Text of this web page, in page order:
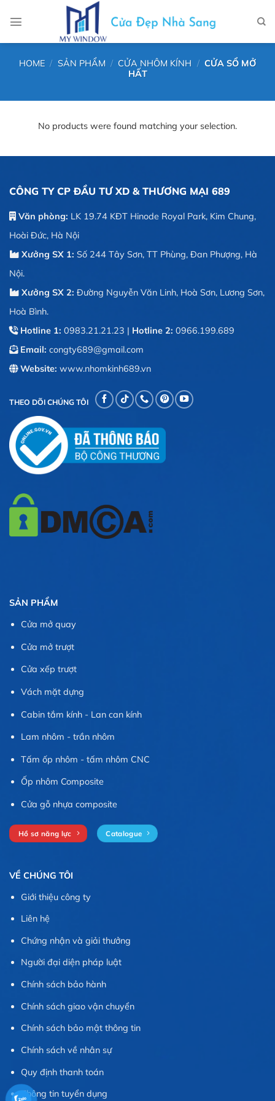
đến
HOME / SẢN PHẨM / CỬA NHÔM KÍNH / CỬA SỔ MỞ
HẤT
No products were found matching your selection.
CÔNG TY CP ĐẦU TƯ XD & THƯƠNG MẠI 689
Văn phòng: LK 19.74 KĐT Hinode Royal Park, Kim Chung,
Hoài Đức, Hà Nội
Xưởng SX 1: Số 244 Tây Sơn, TT Phùng, Đan Phượng, Hà
Nội.
Xưởng SX 2: Đường Nguyễn Văn Linh, Hoà Sơn, Lương Sơn,
Hoà Bình.
Hotline 1: 0983.21.21.23 | Hotline 2: 0966.199.689
Email: congty689@gmail.com
Website: www.nhomkinh689.vn
THEO DÕI CHÚNG TÔI
SẢN PHẨM
Cửa mở quay
Cửa mở trượt
Cửa xếp trượt
Vách mặt dựng
Cabin tắm kính - Lan can kính
Lam nhôm - trần nhôm
Tấm ốp nhôm - tấm nhôm CNC
Ốp nhôm Composite
Cửa gỗ nhựa composite
Hồ sơ năng lực Catalogue
VỀ CHÚNG TÔI
Giới thiệu công ty
Liên hệ
Chứng nhận và giải thưởng
Người đại diện pháp luật
Chính sách bảo hành
Chính sách giao vận chuyển
Chính sách bảo mật thông tin
Chính sách về nhân sự
Quy định thanh toán
Thông tin tuyển dụng